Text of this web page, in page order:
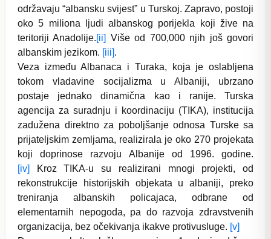
održavaju “albansku svijest” u Turskoj. Zapravo, postoji
oko 5 miliona ljudi albanskog porijekla koji žive na
teritoriji Anadolije.[ii] Više od 700,000 njih još govori
albanskim jezikom. [iii].
Veza između Albanaca i Turaka, koja je oslabljena
tokom vladavine socijalizma u Albaniji, ubrzano
postaje jednako dinamična kao i ranije. Turska
agencija za suradnju i koordinaciju (TIKA), institucija
zadužena direktno za poboljšanje odnosa Turske sa
prijateljskim zemljama, realizirala je oko 270 projekata
koji doprinose razvoju Albanije od 1996. godine.
[iv]
Kroz TIKA-u su realizirani mnogi projekti, od
rekonstrukcije historijskih objekata u albaniji, preko
treniranja albanskih policajaca, odbrane od
elementarnih nepogoda, pa do razvoja zdravstvenih
organizacija, bez očekivanja ikakve protivusluge. [v]